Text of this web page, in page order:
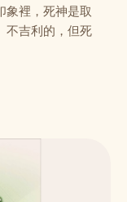
象裡，死神是取
不吉利的，但死